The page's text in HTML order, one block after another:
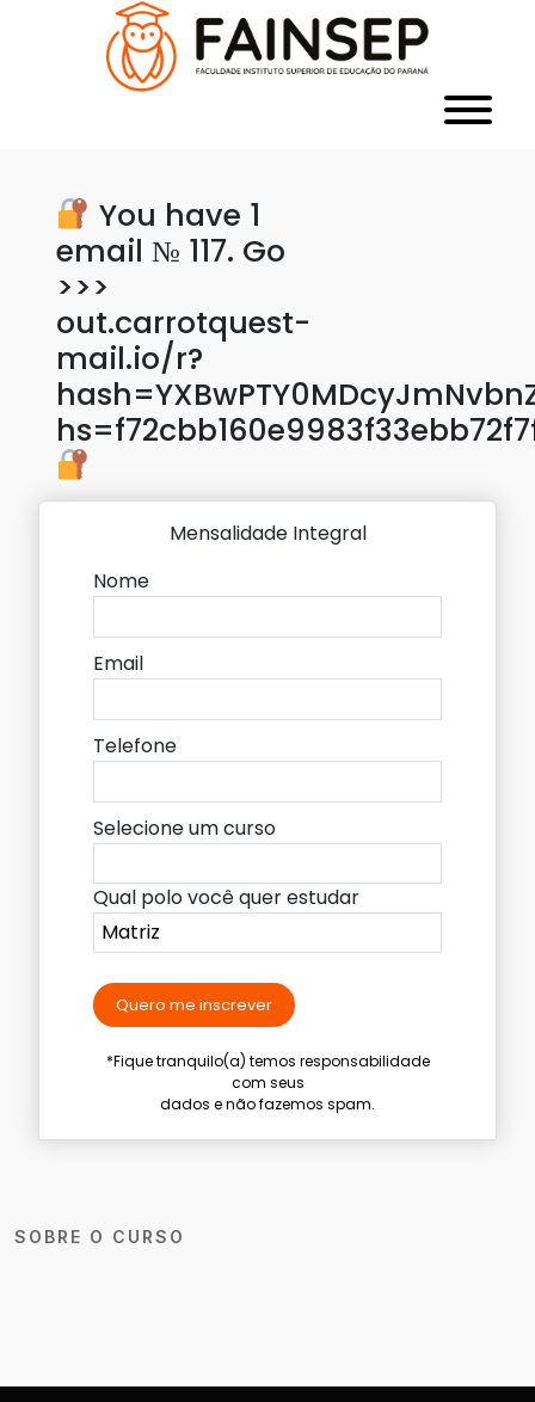
You have 1
email № 117. Go
>>>
out.carrotquest-
mail.io/r?
SOBRE O CURSO
Mensalidade Integral
Nome
Email
Telefone
Selecione um curso
Qual polo você quer estudar
Quero me inscrever
*Fique tranquilo(a) temos responsabilidade
com seus
dados e não fazemos spam.